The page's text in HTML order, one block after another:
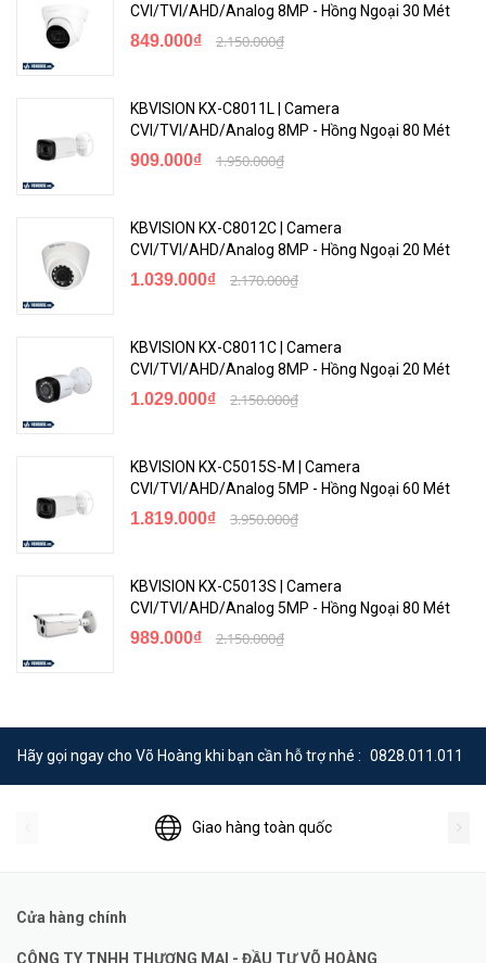
CVI/TVI/AHD/Analog 8MP - Hồng Ngoại 30 Mét
849.000₫ 2.150.000₫
KBVISION KX-C8011L | Camera
CVI/TVI/AHD/Analog 8MP - Hồng Ngoại 80 Mét
909.000₫ 1.950.000₫
KBVISION KX-C8012C | Camera
CVI/TVI/AHD/Analog 8MP - Hồng Ngoại 20 Mét
1.039.000₫ 2.170.000₫
KBVISION KX-C8011C | Camera
CVI/TVI/AHD/Analog 8MP - Hồng Ngoại 20 Mét
1.029.000₫ 2.150.000₫
KBVISION KX-C5015S-M | Camera
CVI/TVI/AHD/Analog 5MP - Hồng Ngoại 60 Mét
1.819.000₫ 3.950.000₫
KBVISION KX-C5013S | Camera
CVI/TVI/AHD/Analog 5MP - Hồng Ngoại 80 Mét
989.000₫ 2.150.000₫
Hãy gọi ngay cho Võ Hoàng khi bạn cần hỗ trợ nhé : 0828.011.011
Giao hàng toàn quốc
Cửa hàng chính
CÔNG TY TNHH THƯƠNG MẠI - ĐẦU TƯ VÕ HOÀNG